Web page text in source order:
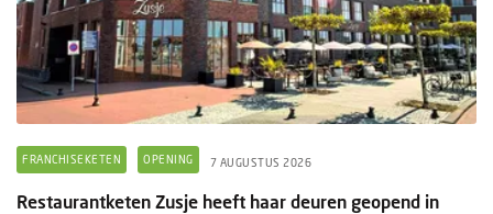
FRANCHISEKETEN OPENING 7 AUGUSTUS 2026
Restaurantketen Zusje heeft haar deuren geopend in